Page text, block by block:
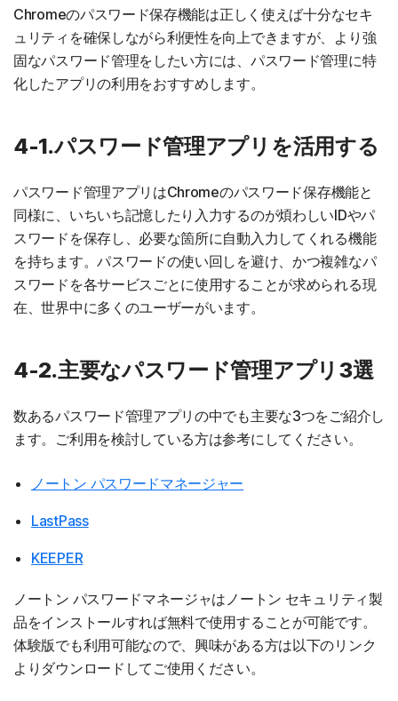
Chromeのパスワード保存機能は正しく使えば十分なセキ
ュリティを確保しながら利便性を向上できますが、より強
固なパスワード管理をしたい方には、パスワード管理に特
化したアプリの利用をおすすめします。
4-1.パスワード管理アプリを活用する
パスワード管理アプリはChromeのパスワード保存機能と
同様に、いちいち記憶したり入力するのが煩わしいIDやパ
スワードを保存し、必要な箇所に自動入力してくれる機能
を持ちます。パスワードの使い回しを避け、かつ複雑なパ
スワードを各サービスごとに使用することが求められる現
在、世界中に多くのユーザーがいます。
4-2.主要なパスワード管理アプリ3選
数あるパスワード管理アプリの中でも主要な3つをご紹介し
ます。ご利用を検討している方は参考にしてください。
ノートン パスワードマネージャー
LastPass
KEEPER
ノートン パスワードマネージャはノートン セキュリティ製
品をインストールすれば無料で使用することが可能です。
体験版でも利用可能なので、興味がある方は以下のリンク
よりダウンロードしてご使用ください。